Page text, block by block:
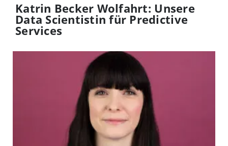
Katrin Becker Wolfahrt: Unsere
Data Scientistin für Predictive
Services